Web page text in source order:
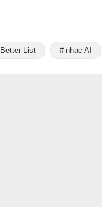
Better List nhạc AI